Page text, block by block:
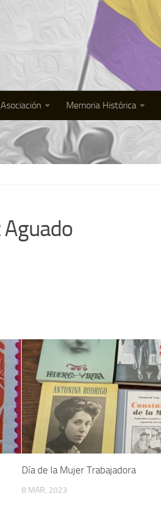
Asociación Memoria Histórica
Día de la Mujer Trabajadora
8 MAR, 2023